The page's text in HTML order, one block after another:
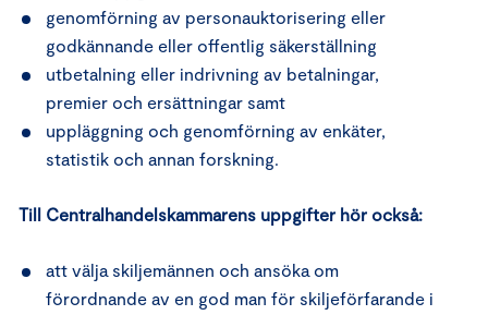
genomförning av personauktorisering eller
godkännande eller offentlig säkerställning
utbetalning eller indrivning av betalningar,
premier och ersättningar samt
uppläggning och genomförning av enkäter,
statistik och annan forskning.
Till Centralhandelskammarens uppgifter hör också:
att välja skiljemännen och ansöka om
förordnande av en god man för skiljeförfarande i